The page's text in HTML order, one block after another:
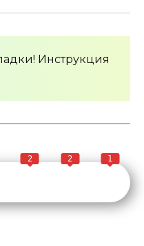
Инструкция
2 2 1